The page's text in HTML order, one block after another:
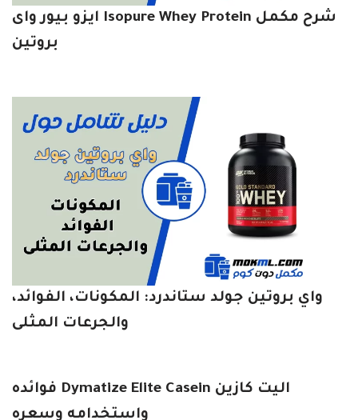
شرح مكمل Isopure Whey Protein ايزو بيور واى
بروتين
واي بروتين جولد ستاندرد: المكونات، الفوائد،
والجرعات المثلى
اليت كازين Dymatize Elite Casein فوائده
واستخدامه وسعره